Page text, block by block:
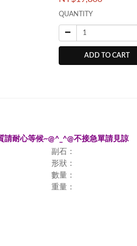
QUANTITY
ADD TO CART
請耐心等候~@^_^@不接急單請見諒
副石：
形狀：
數量：
重量：